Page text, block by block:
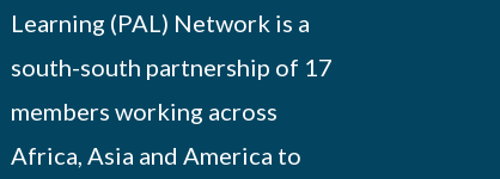
Learning (PAL) Network is a
south-south partnership of 17
members working across
Africa, Asia and America to